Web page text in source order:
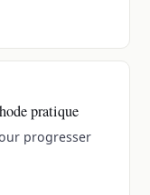
pratique
progresser